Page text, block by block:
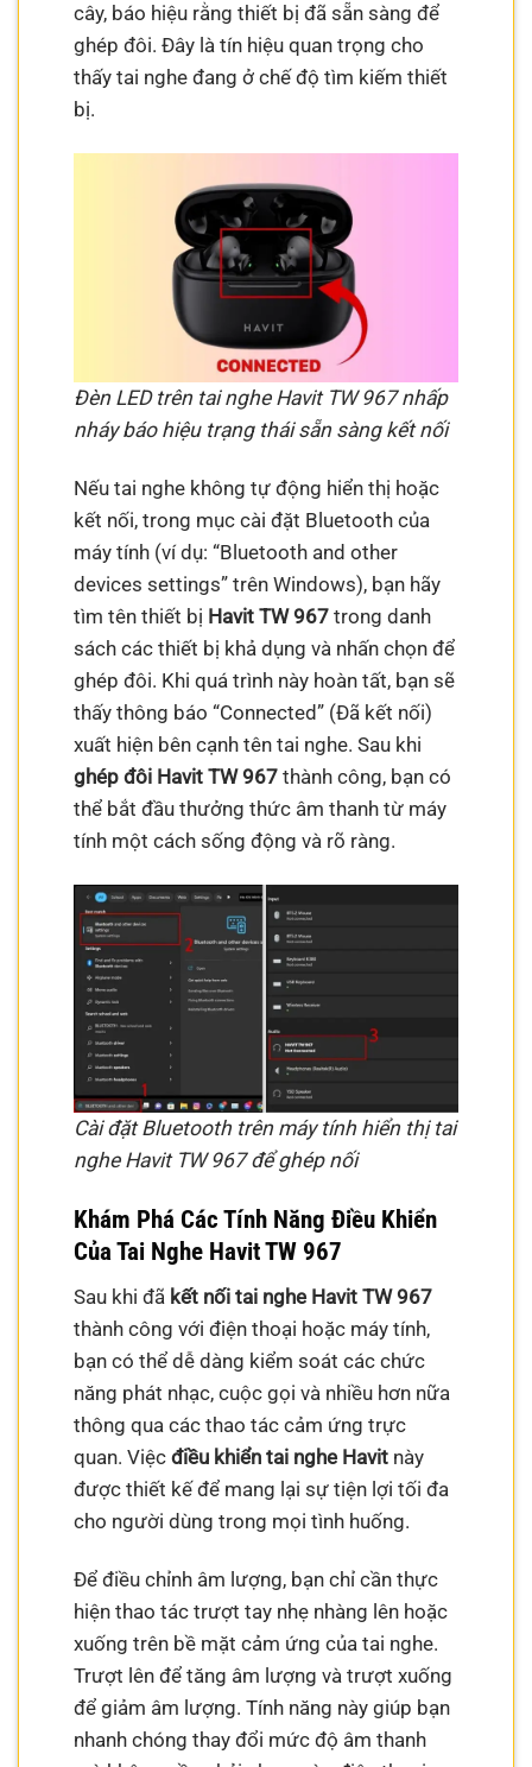
cây, báo hiệu rằng thiết bị đã sẵn sàng để
ghép đôi. Đây là tín hiệu quan trọng cho
thấy tai nghe đang ở chế độ tìm kiếm thiết
bị.
Đèn LED trên tai nghe Havit TW 967 nhấp
nháy báo hiệu trạng thái sẵn sàng kết nối
Nếu tai nghe không tự động hiển thị hoặc
kết nối, trong mục cài đặt Bluetooth của
máy tính (ví dụ: “Bluetooth and other
devices settings” trên Windows), bạn hãy
tìm tên thiết bị Havit TW 967 trong danh
sách các thiết bị khả dụng và nhấn chọn để
ghép đôi. Khi quá trình này hoàn tất, bạn sẽ
thấy thông báo “Connected” (Đã kết nối)
xuất hiện bên cạnh tên tai nghe. Sau khi
ghép đôi Havit TW 967 thành công, bạn có
thể bắt đầu thưởng thức âm thanh từ máy
tính một cách sống động và rõ ràng.
Cài đặt Bluetooth trên máy tính hiển thị tai
nghe Havit TW 967 để ghép nối
Khám Phá Các Tính Năng Điều Khiển
Của Tai Nghe Havit TW 967
Sau khi đã kết nối tai nghe Havit TW 967
thành công với điện thoại hoặc máy tính,
bạn có thể dễ dàng kiểm soát các chức
năng phát nhạc, cuộc gọi và nhiều hơn nữa
thông qua các thao tác cảm ứng trực
quan. Việcđiều khiển tai nghe Havit này
được thiết kế để mang lại sự tiện lợi tối đa
cho người dùng trong mọi tình huống.
Để điều chỉnh âm lượng, bạn chỉ cần thực
hiện thao tác trượt tay nhẹ nhàng lên hoặc
xuống trên bề mặt cảm ứng của tai nghe.
Trượt lên để tăng âm lượng và trượt xuống
để giảm âm lượng. Tính năng này giúp bạn
nhanh chóng thay đổi mức độ âm thanh